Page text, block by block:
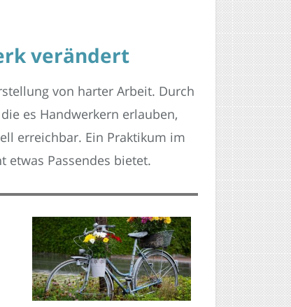
verändert
von harter Arbeit. Durch
es Handwerkern erlauben,
erreichbar. Ein Praktikum im
etwas Passendes bietet.